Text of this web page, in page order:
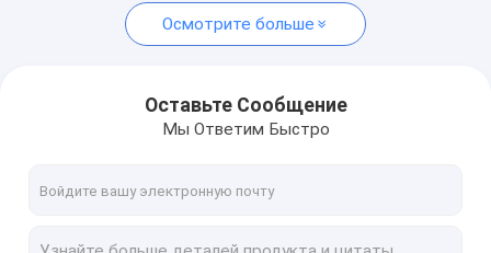
Полупроводниковое реле
Осмотрите больше
Оставьте Сообщение
Мы Ответим Быстро